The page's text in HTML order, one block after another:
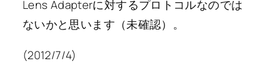
Lens Adapterに対するプロトコルなのでは
ないかと思います（未確認）。
(2012/7/4)